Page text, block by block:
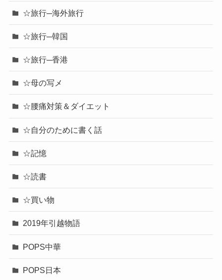
☆旅行─海外旅行
☆旅行─韓国
☆旅行─香港
☆母の写メ
☆腰痛対策＆ダイエット
☆自分のために書く話
☆記憶
☆読書
☆買い物
2019年引越物語
POPS中華
POPS日本